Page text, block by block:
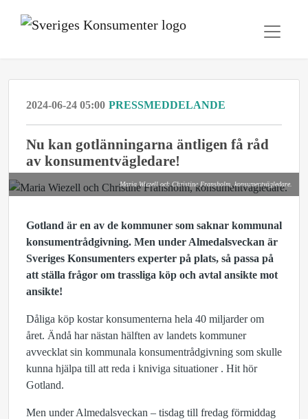
2024-06-24 05:00 PRESSMEDDELANDE
Nu kan gotlänningarna äntligen få råd
av konsumentvägledare!
Maria Wiezell och Christine Fransholm, konsumentvägledare.
Gotland är en av de kommuner som saknar kommunal
konsumentrådgivning. Men under Almedalsveckan är
Sveriges Konsumenters experter på plats, så passa på
att ställa frågor om trassliga köp och avtal ansikte mot
ansikte!
Dåliga köp kostar konsumenterna hela 40 miljarder om
året. Ändå har nästan hälften av landets kommuner
avvecklat sin kommunala konsumentrådgivning som skulle
kunna hjälpa till att reda i kniviga situationer . Hit hör
Gotland.
Men under Almedalsveckan – tisdag till fredag förmiddag